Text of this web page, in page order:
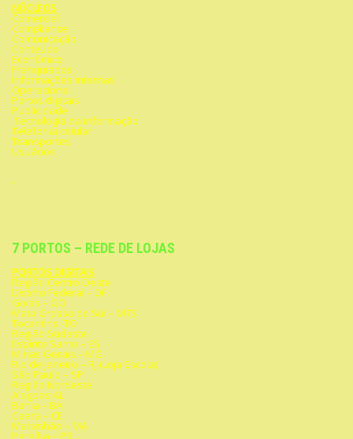
NÚCLEOS
Comercial
Compliance
Comunicação
Conteúdo
Econômico
Franquiados
Informações internas
Operacional
Portos digitais
Publicidade
Tecnologia da informação
Telefonia celular
Transportes
Usuários
7 PORTOS – REDE DE LOJAS
PORTOS DIGITAIS
Região Centro Oeste
Distrito Federal – DF
Goiás – GO
Mato Grosso do Sul – MTS
Tocantins -TO
Região Sudeste
Espírito Santo – ES
Minas Gerais – MG
Rio de Janeiro – RJ (Loja Escola)
São Paulo – SP
Região Nordeste
Alagoas AL
Bahia – BA
Ceara – CE
Maranhão – MA
Paraíba – PB